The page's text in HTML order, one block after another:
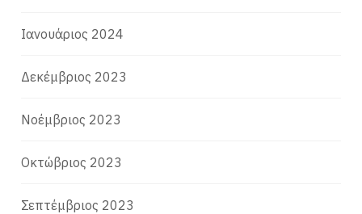
Ιανουάριος 2024
Δεκέμβριος 2023
Νοέμβριος 2023
Οκτώβριος 2023
Σεπτέμβριος 2023